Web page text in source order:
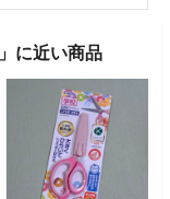
に近い商品